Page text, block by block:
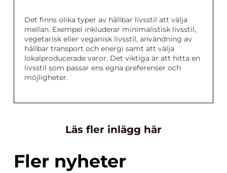
Det finns olika typer av hållbar livsstil att välja
mellan. Exempel inkluderar minimalistisk livsstil,
vegetarisk eller veganisk livsstil, användning av
hållbar transport och energi samt att välja
lokalproducerade varor. Det viktiga är att hitta en
livsstil som passar ens egna preferenser och
möjligheter.
Läs fler inlägg här
Fler nyheter